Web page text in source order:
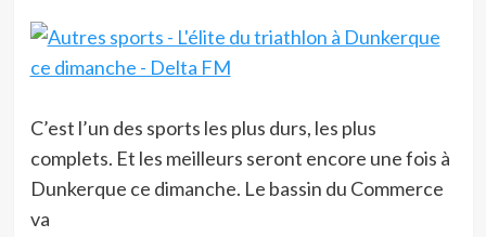
C’est l’un des sports les plus durs, les plus
complets. Et les meilleurs seront encore une fois à
Dunkerque ce dimanche. Le bassin du Commerce
va